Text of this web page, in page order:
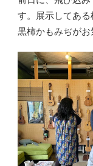
す。展示してある
黒柿かもみぢがお